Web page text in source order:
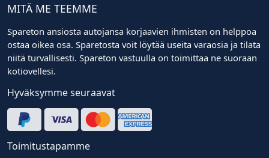
MITÄ ME TEEMME
Spareton ansiosta autojansa korjaavien ihmisten on helppoa
ostaa oikea osa. Sparetosta voit löytää useita varaosia ja tilata
niitä turvallisesti. Spareton vastuulla on toimittaa ne suoraan
kotiovellesi.
Hyväksymme seuraavat
Toimitustapamme